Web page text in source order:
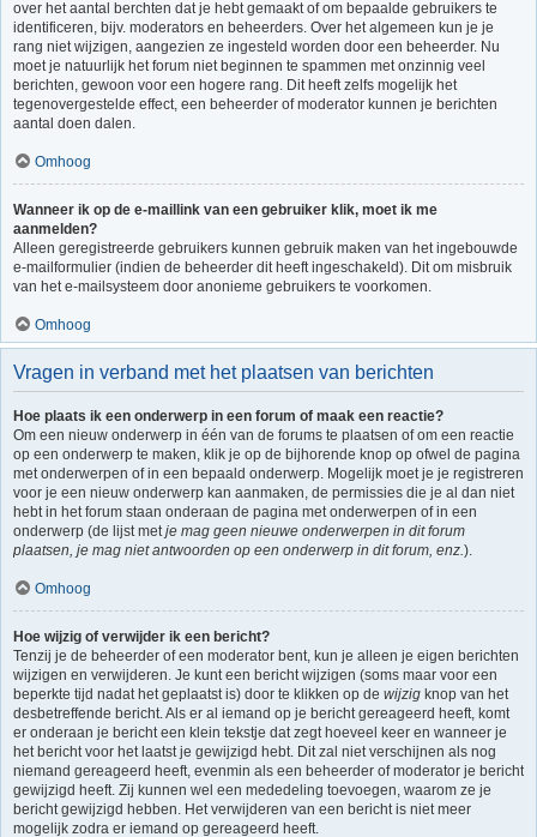
over het aantal berchten dat je hebt gemaakt of om bepaalde gebruikers te
identificeren, bijv. moderators en beheerders. Over het algemeen kun je je
rang niet wijzigen, aangezien ze ingesteld worden door een beheerder. Nu
moet je natuurlijk het forum niet beginnen te spammen met onzinnig veel
berichten, gewoon voor een hogere rang. Dit heeft zelfs mogelijk het
tegenovergestelde effect, een beheerder of moderator kunnen je berichten
aantal doen dalen.
Omhoog
Wanneer ik op de e-maillink van een gebruiker klik, moet ik me
aanmelden?
Alleen geregistreerde gebruikers kunnen gebruik maken van het ingebouwde
e-mailformulier (indien de beheerder dit heeft ingeschakeld). Dit om misbruik
van het e-mailsysteem door anonieme gebruikers te voorkomen.
Omhoog
Vragen in verband met het plaatsen van berichten
Hoe plaats ik een onderwerp in een forum of maak een reactie?
Om een nieuw onderwerp in één van de forums te plaatsen of om een reactie
op een onderwerp te maken, klik je op de bijhorende knop op ofwel de pagina
met onderwerpen of in een bepaald onderwerp. Mogelijk moet je je registreren
voor je een nieuw onderwerp kan aanmaken, de permissies die je al dan niet
hebt in het forum staan onderaan de pagina met onderwerpen of in een
onderwerp (de lijst metje mag geen nieuwe onderwerpen in dit forum
plaatsen, je mag niet antwoorden op een onderwerp in dit forum, enz.).
Omhoog
Hoe wijzig of verwijder ik een bericht?
Tenzij je de beheerder of een moderator bent, kun je alleen je eigen berichten
wijzigen en verwijderen. Je kunt een bericht wijzigen (soms maar voor een
beperkte tijd nadat het geplaatst is) door te klikken op de wijzig knop van het
desbetreffende bericht. Als er al iemand op je bericht gereageerd heeft, komt
er onderaan je bericht een klein tekstje dat zegt hoeveel keer en wanneer je
het bericht voor het laatst je gewijzigd hebt. Dit zal niet verschijnen als nog
niemand gereageerd heeft, evenmin als een beheerder of moderator je bericht
gewijzigd heeft. Zij kunnen wel een mededeling toevoegen, waarom ze je
bericht gewijzigd hebben. Het verwijderen van een bericht is niet meer
mogelijk zodra er iemand op gereageerd heeft.